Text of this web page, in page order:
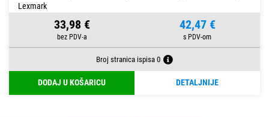
Lexmark
33,98 € 42,47 €
Broj stranica ispisa 0
DODAJ U KOŠARICU DETALJNIJE